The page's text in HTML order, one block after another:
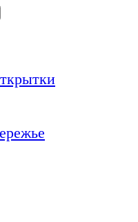
открытках и не